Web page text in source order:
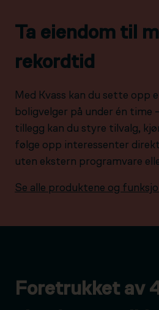
Ta eiendom til
rekordtid
Med Kvass kan du sette opp
boligvelger på under én time
tillegg kan du styre tilvalg,
følge opp interessenter
uten ekstern programvare
Se alle produktene og
Foretrukket av